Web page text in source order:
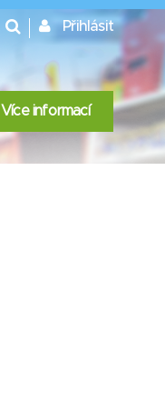
Přihlásit
Více informací